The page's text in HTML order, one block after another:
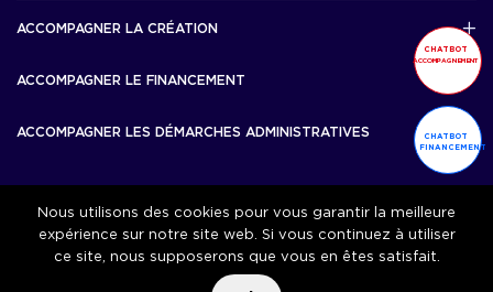
CHATBOT
ACCOMPAGNEMENT
CHATBOT
FINANCEMENT
ACCOMPAGNER LA CRÉATION
ACCOMPAGNER LE FINANCEMENT
ACCOMPAGNER LES DÉMARCHES ADMINISTRATIVES
ACCOMPAGNER LA CROISSANCE
Scale Up Excellence
Nous utilisons des cookies pour vous garantir la meilleure
expérience sur notre site web. Si vous continuez à utiliser
ce site, nous supposerons que vous en êtes satisfait.